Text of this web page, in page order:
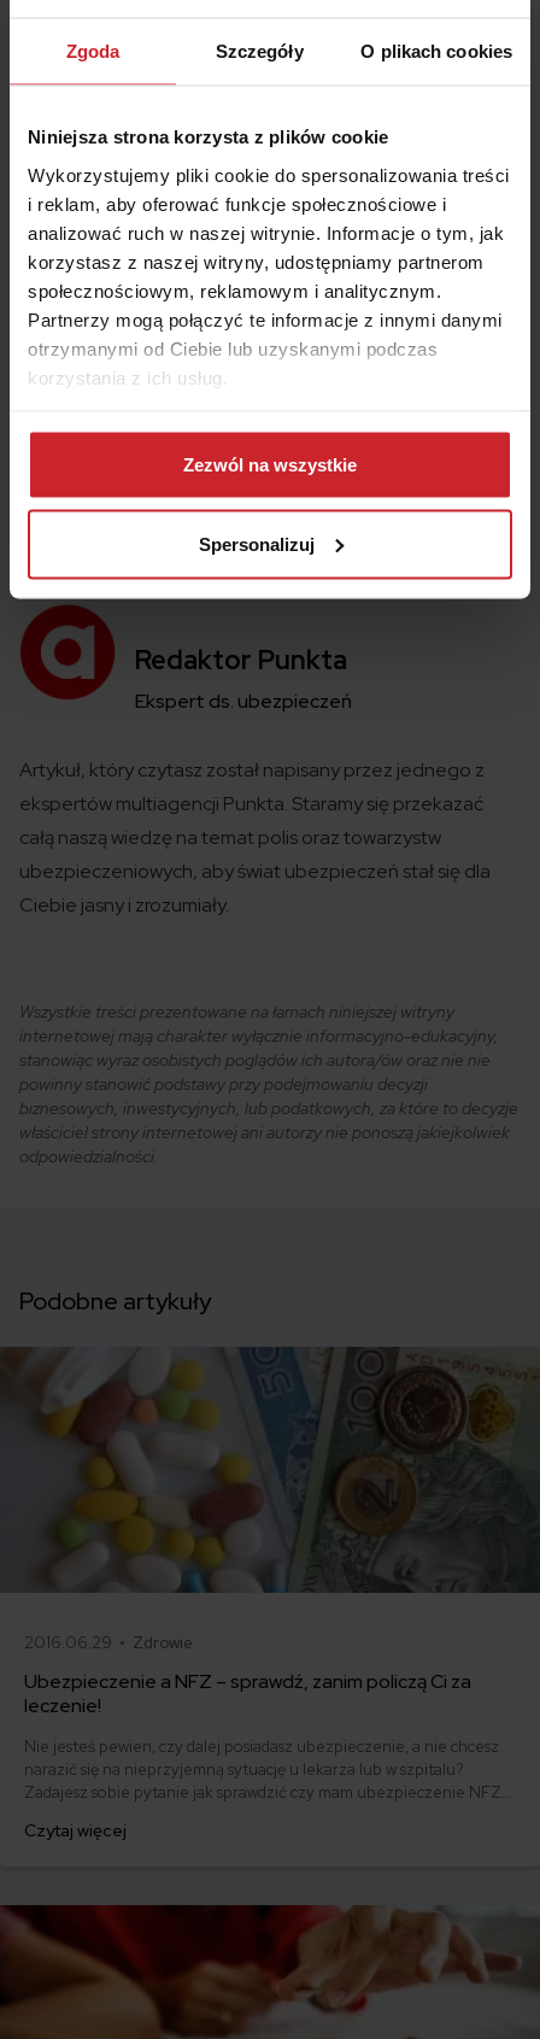
Zgoda Szczegóły O plikach cookies
Niniejsza strona korzysta z plików cookie
Wykorzystujemy pliki cookie do spersonalizowania treści
i reklam, aby oferować funkcje społecznościowe i
analizować ruch w naszej witrynie. Informacje o tym, jak
korzystasz z naszej witryny, udostępniamy partnerom
społecznościowym, reklamowym i analitycznym.
Partnerzy mogą połączyć te informacje z innymi danymi
otrzymanymi od Ciebie lub uzyskanymi podczas
korzystania z ich usług.
Dowiedz się więcej na temat tego, kim jesteśmy, jak
można się z nami skontaktować i w jaki sposób
przetwarzamy dane osobowe w ramachPolityki
Zezwól na wszystkie
Spersonalizuj
szczegóły twojej polisy prywatnej oraz
odpowiedzieć na wszelkie pytania dotyczące jej
W przypadku niepewności co do posiadania
polisy prywatnej, warto przejrzeć dokumentację
związaną z innymi produktami finansowymi, jak
kredyty czy karty kredytowe, które często są
powiązane z dodatkowymi ubezpieczeniami.
W każdym przypadku, regularne sprawdzanie
swojego statusu ubezpieczenia oraz polis
prywatnych pozwala na pewność co do swojego
zabezpieczenia finansowego w różnych
dodatkowych informacji na ten temat, kliknij i
Redaktor Punkta
Ekspert ds. ubezpieczeń
Artykuł, który czytasz zostałnapisanyprzez jednego z
ekspertówmultiagencji Punkta. Staramy się przekazać
całą naszą wiedzę na temat polisoraz towarzystw
ubezpieczeniowych, aby świat ubezpieczeń stał się dla
Ciebie jasny i zrozumiały.
Wszystkie treści prezentowane na łamach niniejszej witryny
internetowej mają charakter wyłącznie informacyjno-edukacyjny,
stanowiąc wyraz osobistych poglądów ich autora/ów oraz nie nie
powinny stanowić podstawy przy podejmowaniu decyzji
biznesowych, inwestycyjnych, lub podatkowych, za które to decyzje
właściciel strony internetowej ani autorzy nie ponoszą jakiejkolwiek
odpowiedzialności.
Podobne artykuły
2016.06.29 • Zdrowie
Ubezpieczenie a NFZ – sprawdź, zanim policzą Ci za
leczenie!
Nie jesteś pewien, czy dalej posiadasz ubezpieczenie, a nie chcesz
narazić się na nieprzyjemną sytuację u lekarza lub w szpitalu?
Zadajesz sobie pytanie jak sprawdzić czy mam ubezpieczenie NFZ?
można łatwo sprawdzić, wystarczy tylko wiedzieć jak, by uniknąć
Czytaj więcej